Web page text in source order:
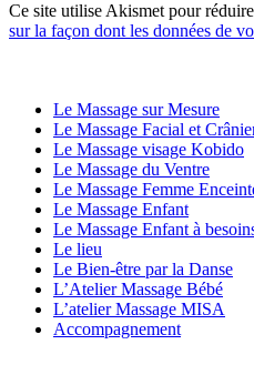
Ce site utilise Akismet pour
sur la façon dont les données de
Le Massage sur Mesure
Le Massage Facial et
Le Massage visage Kobido
Le Massage du Ventre
Le Massage Femme
Le Massage Enfant
Le Massage Enfant à
Le lieu
Le Bien-être par la Danse
L’Atelier Massage Bébé
L’atelier Massage MISA
Accompagnement